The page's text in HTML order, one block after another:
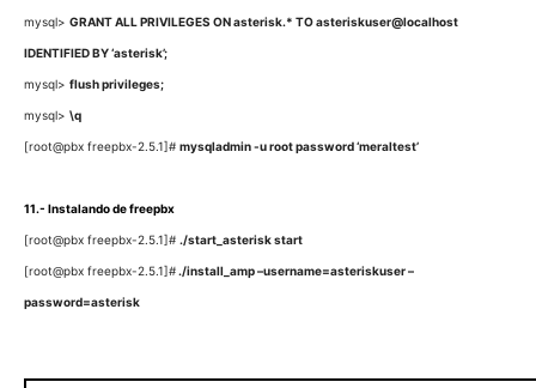
mysql> GRANT ALL PRIVILEGES ON asterisk.* TO asteriskuser@localhost
IDENTIFIED BY ‘asterisk’;
mysql> flush privileges;
mysql> \q
[root@pbx freepbx-2.5.1]# mysqladmin -u root password ‘meraltest’
11.- Instalando de freepbx
[root@pbx freepbx-2.5.1]# ./start_asterisk start
[root@pbx freepbx-2.5.1]#./install_amp –username=asteriskuser –
password=asterisk